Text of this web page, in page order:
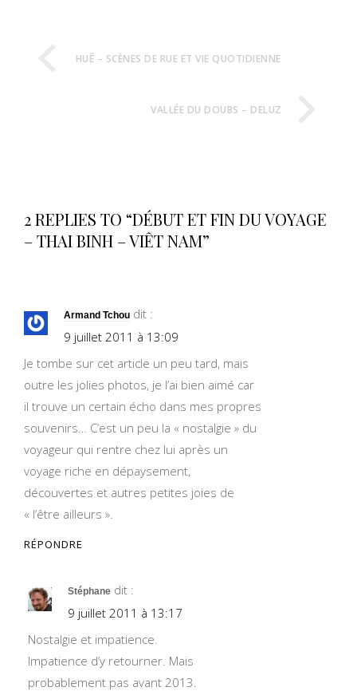
HUÊ – SCÈNES DE RUE ET VIE QUOTIDIENNE
VALLÉE DU DOUBS – DELUZ
2 REPLIES TO “DÉBUT ET FIN DU VOYAGE
– THAI BINH – VIÊT NAM”
Armand Tchou dit :
9 juillet 2011 à 13:09
Je tombe sur cet article un peu tard, mais
outre les jolies photos, je l’ai bien aimé car
il trouve un certain écho dans mes propres
souvenirs… C’est un peu la « nostalgie » du
voyageur qui rentre chez lui après un
voyage riche en dépaysement,
découvertes et autres petites joies de
« l’être ailleurs ».
RÉPONDRE
Stéphane dit :
9 juillet 2011 à 13:17
Nostalgie et impatience.
Impatience d’y retourner. Mais
probablement pas avant 2013.